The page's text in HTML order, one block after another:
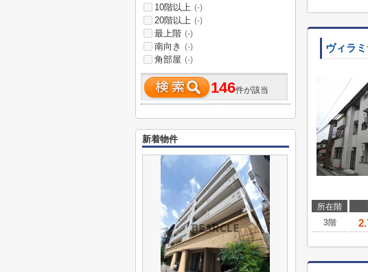
ヴィラ
所在階
3階
10階以上 (-)
20階以上 (-)
最上階 (-)
南向き (-)
角部屋 (-)
146件が該当
新着物件